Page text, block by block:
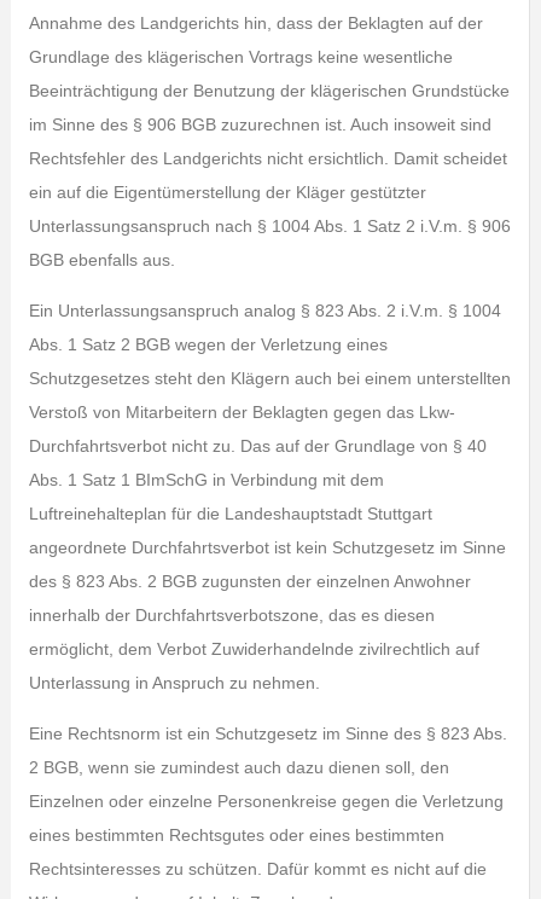
Annahme des Landgerichts hin, dass der Beklagten auf der
Grundlage des klägerischen Vortrags keine wesentliche
Beeinträchtigung der Benutzung der klägerischen Grundstücke
im Sinne des § 906 BGB zuzurechnen ist. Auch insoweit sind
Rechtsfehler des Landgerichts nicht ersichtlich. Damit scheidet
ein auf die Eigentümerstellung der Kläger gestützter
Unterlassungsanspruch nach § 1004 Abs. 1 Satz 2 i.V.m. § 906
BGB ebenfalls aus.
Ein Unterlassungsanspruch analog § 823 Abs. 2 i.V.m. § 1004
Abs. 1 Satz 2 BGB wegen der Verletzung eines
Schutzgesetzes steht den Klägern auch bei einem unterstellten
Verstoß von Mitarbeitern der Beklagten gegen das Lkw-
Durchfahrtsverbot nicht zu. Das auf der Grundlage von § 40
Abs. 1 Satz 1 BImSchG in Verbindung mit dem
Luftreinehalteplan für die Landeshauptstadt Stuttgart
angeordnete Durchfahrtsverbot ist kein Schutzgesetz im Sinne
des § 823 Abs. 2 BGB zugunsten der einzelnen Anwohner
innerhalb der Durchfahrtsverbotszone, das es diesen
ermöglicht, dem Verbot Zuwiderhandelnde zivilrechtlich auf
Unterlassung in Anspruch zu nehmen.
Eine Rechtsnorm ist ein Schutzgesetz im Sinne des § 823 Abs.
2 BGB, wenn sie zumindest auch dazu dienen soll, den
Einzelnen oder einzelne Personenkreise gegen die Verletzung
eines bestimmten Rechtsgutes oder eines bestimmten
Rechtsinteresses zu schützen. Dafür kommt es nicht auf die